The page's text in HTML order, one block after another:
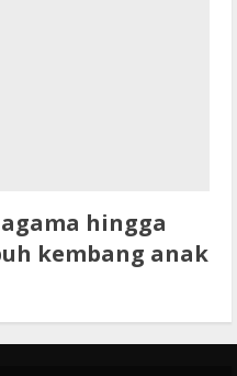
hingga
kembang anak